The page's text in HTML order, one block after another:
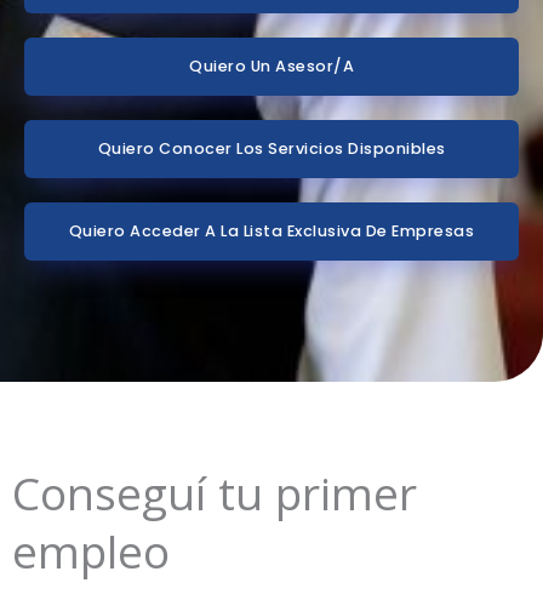
Quiero Un Asesor/a
Quiero Conocer Los Servicios Disponibles
Quiero Acceder A La Lista Exclusiva De Empresas
Conseguí tu primer
empleo